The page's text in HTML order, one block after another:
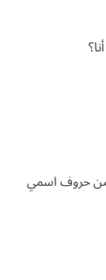
حروف اسمي